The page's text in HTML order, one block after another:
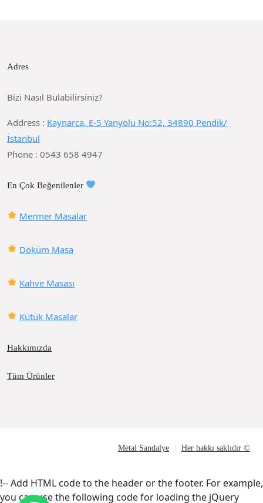
Adres
Bizi Nasıl Bulabilirsiniz?
Address : Kaynarca, E-5 Yanyolu No:52, 34890 Pendik/
İstanbul
Phone : 0543 658 4947
En Çok Beğenilenler
Mermer Masalar
Döküm Masa
Kahve Masası
Kütük Masalar
Hakkımızda
Tüm Ürünler
Metal Sandalye Her hakkı saklıdır ©
!-- Add HTML code to the header or the footer. For example,
you can use the following code for loading the jQuery